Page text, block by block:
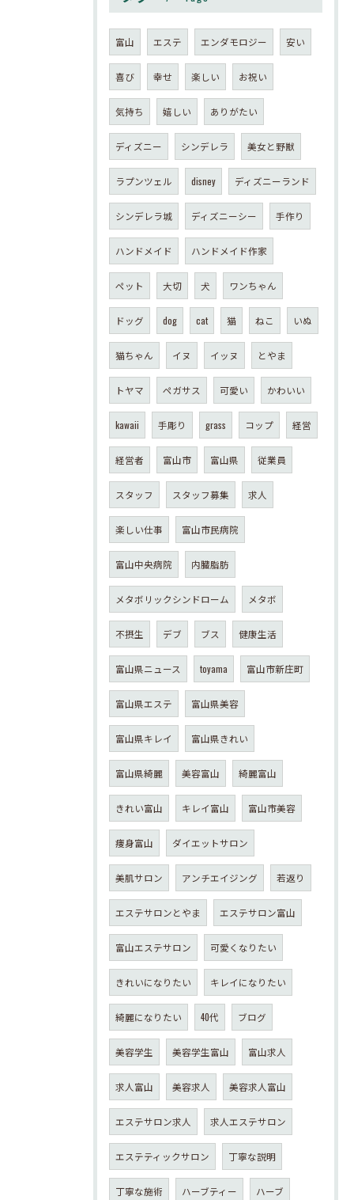
富山 エステ エンダモロジー 安い
喜び 幸せ 楽しい お祝い
気持ち 嬉しい ありがたい
ディズニー シンデレラ 美女と野獣
ラプンツェル disney ディズニーランド
シンデレラ城 ディズニーシー 手作り
ハンドメイド ハンドメイド作家
ペット 大切 犬 ワンちゃん
ドッグ dog cat 猫 ねこ いぬ
猫ちゃん イヌ イッヌ とやま
トヤマ ペガサス 可愛い かわいい
kawaii 手彫り grass コップ 経営
経営者 富山市 富山県 従業員
スタッフ スタッフ募集 求人
楽しい仕事 富山市民病院
富山中央病院 内臓脂肪
メタボリックシンドローム メタボ
不摂生 デブ ブス 健康生活
富山県ニュース toyama 富山市新庄町
富山県エステ 富山県美容
富山県キレイ 富山県きれい
富山県綺麗 美容富山 綺麗富山
きれい富山 キレイ富山 富山市美容
痩身富山 ダイエットサロン
美肌サロン アンチエイジング 若返り
エステサロンとやま エステサロン富山
富山エステサロン 可愛くなりたい
きれいになりたい キレイになりたい
綺麗になりたい 40代 ブログ
美容学生 美容学生富山 富山求人
求人富山 美容求人 美容求人富山
エステサロン求人 求人エステサロン
エステティックサロン 丁寧な説明
丁寧な施術 ハーブティー ハーブ